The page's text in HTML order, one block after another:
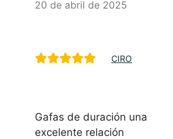
20 de abril de 2025
CIRO
Gafas de duración una
excelente relación